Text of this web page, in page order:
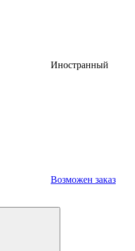
Иностранный
Возможен заказ